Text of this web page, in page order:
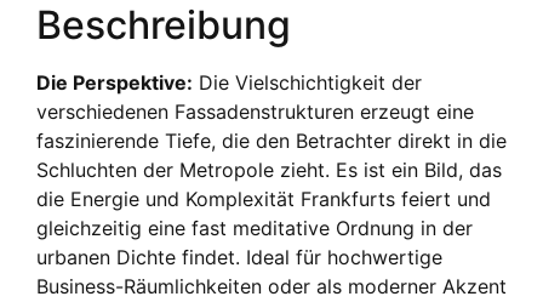
Beschreibung
Die Perspektive: Die Vielschichtigkeit der
verschiedenen Fassadenstrukturen erzeugt eine
faszinierende Tiefe, die den Betrachter direkt in die
Schluchten der Metropole zieht. Es ist ein Bild, das
die Energie und Komplexität Frankfurts feiert und
gleichzeitig eine fast meditative Ordnung in der
urbanen Dichte findet. Ideal für hochwertige
Business-Räumlichkeiten oder als moderner Akzent